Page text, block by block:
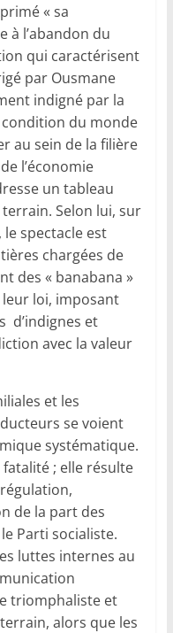
« sa
à l’abandon du
qui caractérisent
par Ousmane
indigné par la
du monde
au sein de la filière
l’économie
un tableau
Selon lui, sur
spectacle est
chargées de
des « banabana »
loi, imposant
d’indignes et
avec la valeur
et les
se voient
systématique.
fatalité ; elle résulte
de la part des
Parti socialiste.
luttes internes au
triomphaliste et
alors que les